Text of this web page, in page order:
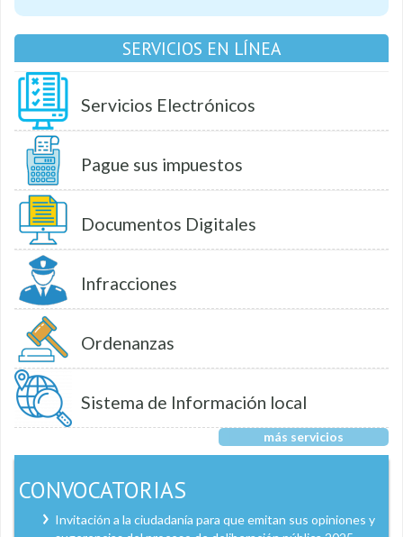
SERVICIOS EN LÍNEA
Servicios Electrónicos
Pague sus impuestos
Documentos Digitales
Infracciones
Ordenanzas
Sistema de Información local
más servicios
CONVOCATORIAS
Invitación a la ciudadanía para que emitan sus opiniones y